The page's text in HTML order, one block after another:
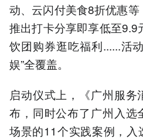
动、云闪付美食8折优惠
推出打卡分享即享低至
饮团购券逛吃福利......活
娱”全覆盖。
启动仪式上，《广州服
布，同时公布了广州入选
场景的11个实践案例，入